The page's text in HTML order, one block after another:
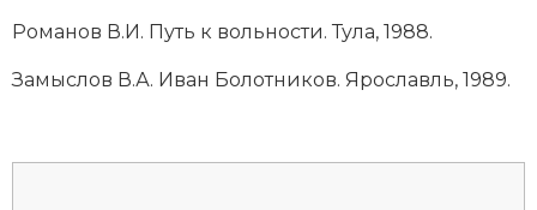
Романов В.И. Путь к вольности. Тула, 1988.
Замыслов В.А. Иван Болотников. Ярославль, 1989.